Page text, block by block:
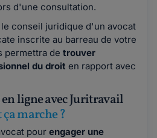
d'une consultation.
conseil juridique d'un avocat
inscrite au barreau de votre
permettra de trouver
du droit en rapport avec
ligne avec Juritravail
marche ?
pour engager une